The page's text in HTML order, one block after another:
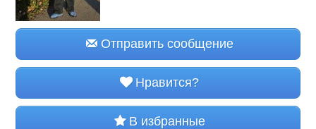
Отправить сообщение
Нравится?
В избранные